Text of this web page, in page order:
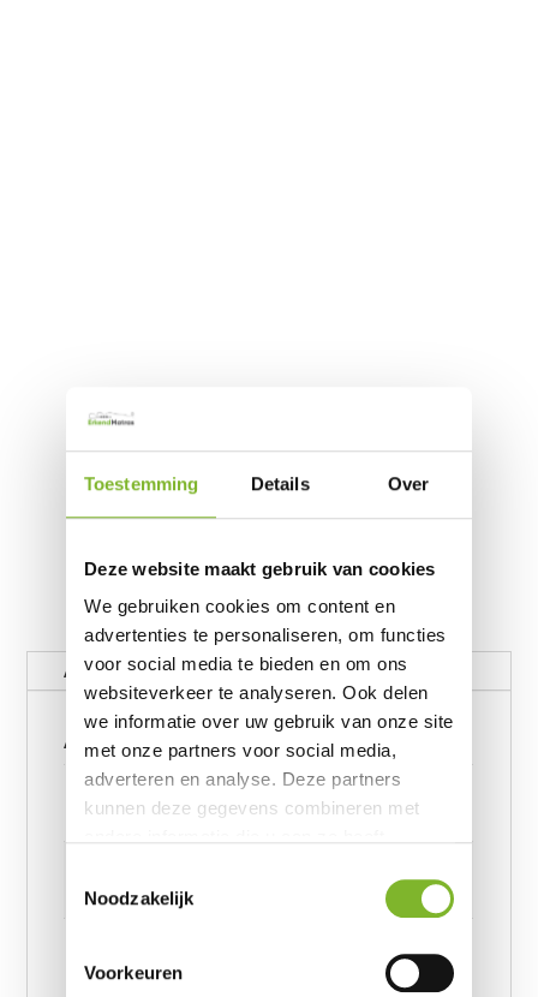
Toestemming Details Over
Deze website maakt gebruik van cookies
We gebruiken cookies om content en
advertenties te personaliseren, om functies
voor social media te bieden en om ons
websiteverkeer te analyseren. Ook delen
we informatie over uw gebruik van onze site
met onze partners voor social media,
adverteren en analyse. Deze partners
kunnen deze gegevens combineren met
basis van uw gebruik van hun services.
Noodzakelijk
Voorkeuren
Aanvullende informatie
Aanvullende informatie
Gewicht
62390656 kg
6239245957 cm
I'm a Dino-Sore Blauw 140 x 220, I'm a Dino-Sore